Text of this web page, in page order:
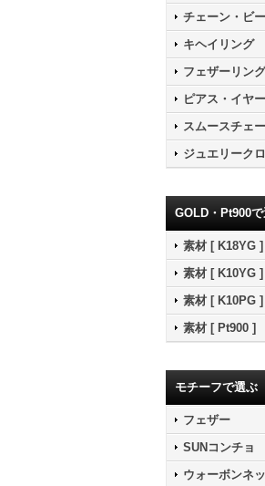
チェーン・ビ
キヘイリング
フェザーリン
ピアス・イヤ
スムースチェ
ジュエリーク
GOLD・Pt900
素材 [ K18YG ]
素材 [ K10YG ]
素材 [ K10PG ]
素材 [ Pt900 ]
モチーフで選ぶ
フェザー
SUNコンチョ
ウォーボンネ